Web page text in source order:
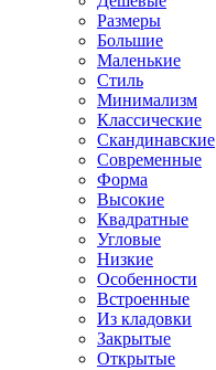
Размеры
Большие
Маленькие
Стиль
Минимализм
Классические
Скандинавские
Современные
Форма
Высокие
Квадратные
Угловые
Низкие
Особенности
Встроенные
Из кладовки
Закрытые
Открытые